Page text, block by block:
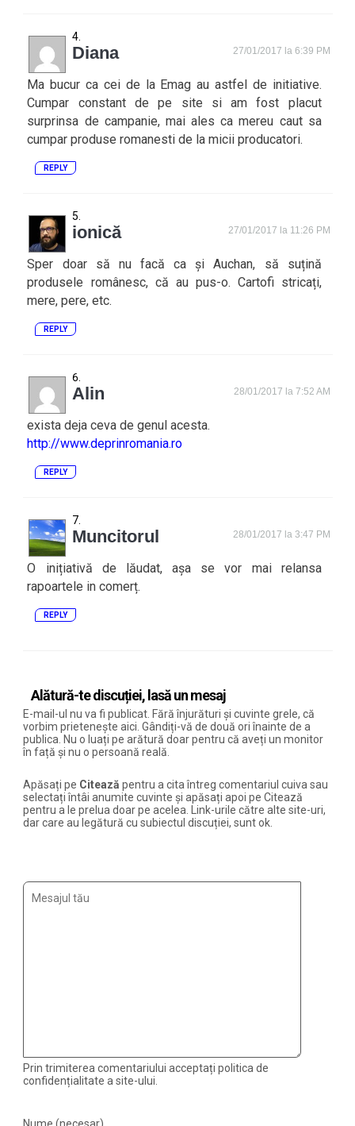
Diana 27/01/2017 la 6:39 PM
Ma bucur ca cei de la Emag au astfel de initiative.
Cumpar constant de pe site si am fost placut
surprinsa de campanie, mai ales ca mereu caut sa
cumpar produse romanesti de la micii producatori.
REPLY
ionică 27/01/2017 la 11:26 PM
Sper doar să nu facă ca și Auchan, să suțină
produsele românesc, că au pus-o. Cartofi stricați,
mere, pere, etc.
REPLY
Alin 28/01/2017 la 7:52 AM
exista deja ceva de genul acesta.
http://www.deprinromania.ro
REPLY
Muncitorul 28/01/2017 la 3:47 PM
O inițiativă de lăudat, așa se vor mai relansa
rapoartele in comerț.
REPLY
Alătură-te discuției, lasă un mesaj
E-mail-ul nu va fi publicat. Fără înjurături și cuvinte grele, că
vorbim prietenește aici. Gândiți-vă de două ori înainte de a
publica. Nu o luați pe arătură doar pentru că aveți un monitor
în față și nu o persoană reală.
Apăsați pe Citează pentru a cita întreg comentariul cuiva sau
selectați întâi anumite cuvinte și apăsați apoi pe Citează
pentru a le prelua doar pe acelea. Link-urile către alte site-uri,
dar care au legătură cu subiectul discuției, sunt ok.
Prin trimiterea comentariului acceptați politica de
confidențialitate a site-ului.